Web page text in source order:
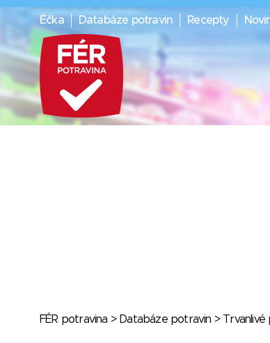
Éčka Databáze potravin Recepty
FÉR potravina > Databáze potravin > Trvanlivé